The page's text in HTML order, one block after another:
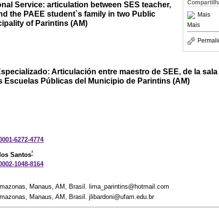
Mais
Mais
Service: articulation between SES teacher,
the PAEE student`s family in two Public
of Parintins (AM)
Articulación entre maestro de SEE, de la
Escuelas Públicas del Municipio de Parintins (AM)
6272-4774
Santos²
1048-8164
Manaus, AM, Brasil. lima_parintins@hotmail.com
Manaus, AM, Brasil. jlibardoni@ufam.edu.br